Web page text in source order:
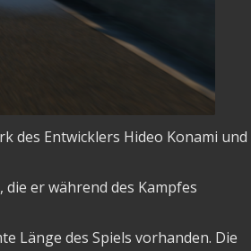
des Entwicklers Hideo Konami und
er während des Kampfes
Länge des Spiels vorhanden. Die